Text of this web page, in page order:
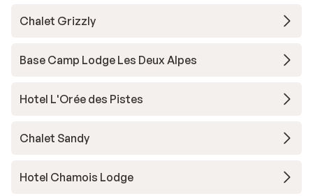
Chalet Grizzly
Base Camp Lodge Les Deux Alpes
Hotel L'Orée des Pistes
Chalet Sandy
Hotel Chamois Lodge